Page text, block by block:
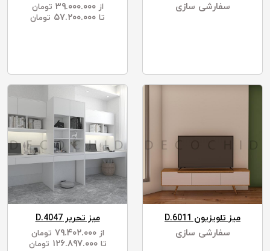
سفارشی سازی
از ۳۹.۰۰۰.۰۰۰
تومان
تا
تومان
میز تلویزیون D.6011
سفارشی سازی
میز تحریر D.4047
از ۷۹.۴۰۲.۰۰۰
تومان
تا ۱۲۶.۸۹۷.۰۰۰ تومان